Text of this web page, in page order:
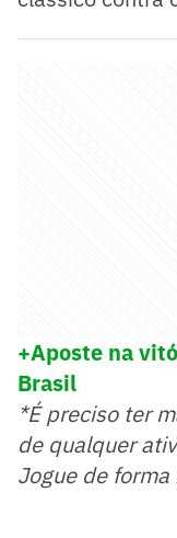
+Aposte na
Brasil
*É preciso ter
de qualquer
Jogue de